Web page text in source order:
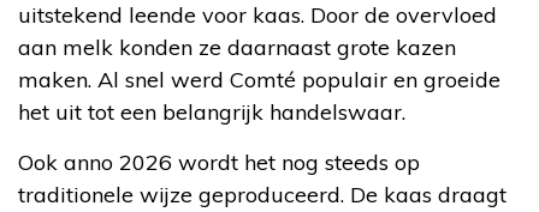
uitstekend leende voor kaas. Door de overvloed
aan melk konden ze daarnaast grote kazen
maken. Al snel werd Comté populair en groeide
het uit tot een belangrijk handelswaar.
Ook anno 2026 wordt het nog steeds op
traditionele wijze geproduceerd. De kaas draagt